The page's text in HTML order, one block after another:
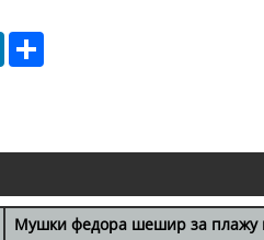
LinkedIn
Мушки федора шешир за плажу